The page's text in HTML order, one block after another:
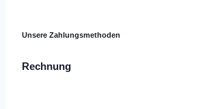
Unsere Zahlungsmethoden
Rechnung